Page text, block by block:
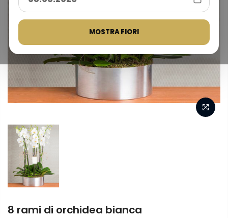
MOSTRA FIORI
8 rami di orchidea bianca